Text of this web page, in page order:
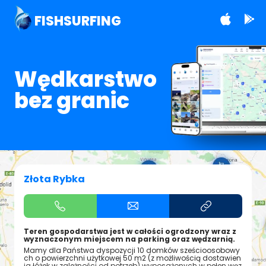
FISHSURFING
Wędkarstwo
bez granic
Złota Rybka
Teren gospodarstwa jest w całości ogrodzony wraz z
wyznaczonym miejscem na parking oraz wędzarnią.
Mamy dla Państwa dyspozycji 10 domków sześcioosobowy
ch o powierzchni użytkowej 50 m2 (z możliwością dostawien